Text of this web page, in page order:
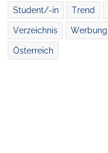
Student/-in Trend
Verzeichnis Werbung
Österreich